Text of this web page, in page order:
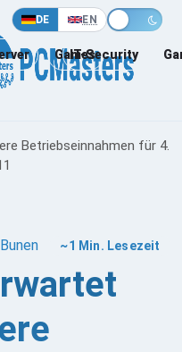
DE EN
Games
IT-Security
Betriebseinnahmen für 4.
~1 Min. Lesezeit